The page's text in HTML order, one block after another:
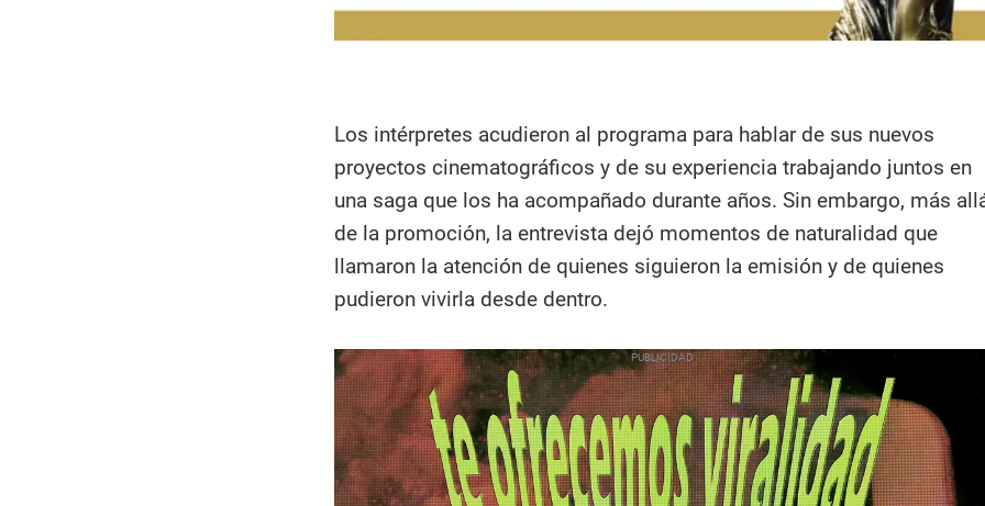
Los intérpretes acudieron al programa para hablar de sus nuevos
proyectos cinematográficos y de su experiencia trabajando juntos en
una saga que los ha acompañado durante años. Sin embargo, más
de la promoción, la entrevista dejó momentos de naturalidad que
llamaron la atención de quienes siguieron la emisión y de quienes
pudieron vivirla desde dentro.